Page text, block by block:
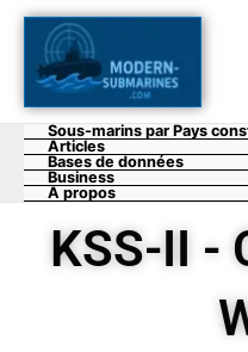
Aller
contenu
Sous-marins par Pays
Articles
Bases de données
Business
A propos
KSS-II -